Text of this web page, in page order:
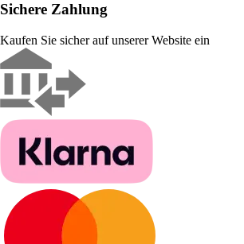
Sichere Zahlung
Kaufen Sie sicher auf unserer Website ein